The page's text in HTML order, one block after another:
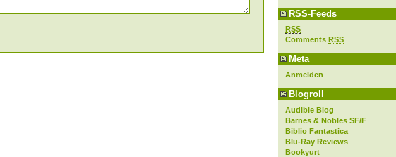
RSS-Feeds
RSS
Comments RSS
Meta
Anmelden
Blogroll
Audible Blog
Barnes & Nobles SF/F
Biblio Fantastica
Blu-Ray Reviews
Bookyurt